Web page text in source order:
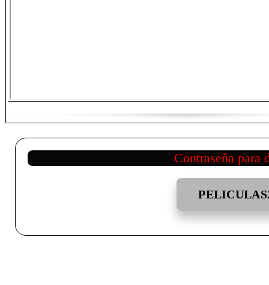
Contraseña para